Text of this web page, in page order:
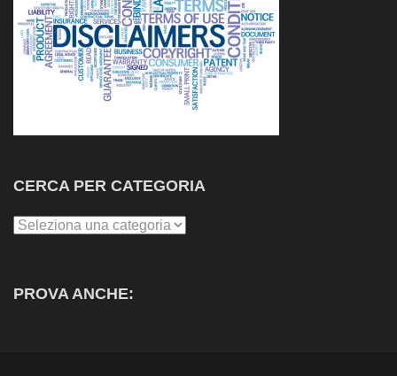
CERCA PER CATEGORIA
Cerca
PROVA ANCHE: